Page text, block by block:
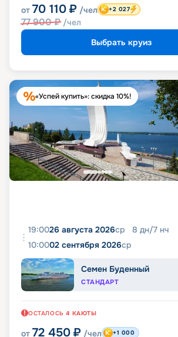
от 70 110 ₽ /чел
77 900₽ /чел
+2 027
Выбрать круиз
«Успей купить»: скидка 10%!
19:0026 августа 2026ср 8 дн/7 нч
10:0002 сентября 2026ср
Семен Буденный
СТАНДАРТ
ОСТАЛОСЬ 4 КАЮТЫ
от 72 450 ₽ /чел +1 000